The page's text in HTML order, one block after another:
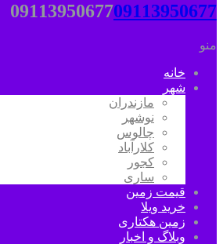
0911395067709113950677
منو
خانه
شهر
مازندران
نوشهر
چالوس
کلارآباد
کجور
ساری
قیمت زمین
خرید ویلا
زمین هکتاری
وبلاگ و اخبار